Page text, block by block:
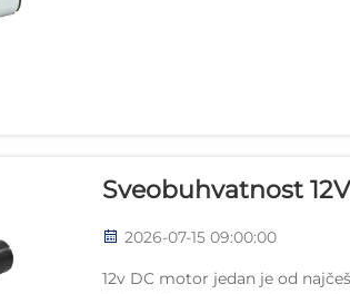
Sveobuhvatnost
2026-07-15 09:00:00
12v DC motor jedan je od